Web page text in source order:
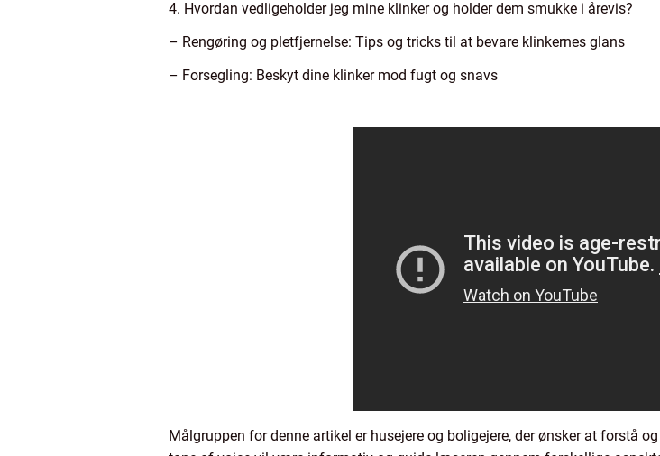
4. Hvordan vedligeholder jeg mine klinker og holder dem smukke i årevis?
– Rengøring og pletfjernelse: Tips og tricks til at bevare klinkernes glans
– Forsegling: Beskyt dine klinker mod fugt og snavs
Målgruppen for denne artikel er husejere og boligejere, der ønsker at forstå